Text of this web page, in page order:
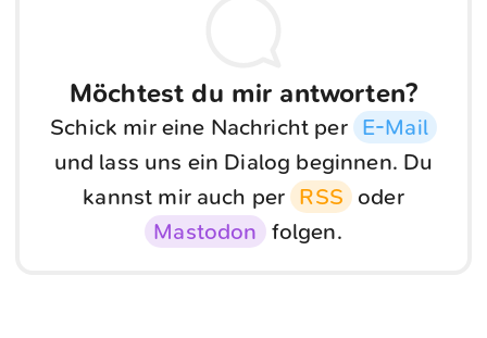
Möchtest du mir antworten?
Schick mir eine Nachricht per E-Mail
und lass uns ein Dialog beginnen. Du
kannst mir auch per RSS oder
Mastodon folgen.